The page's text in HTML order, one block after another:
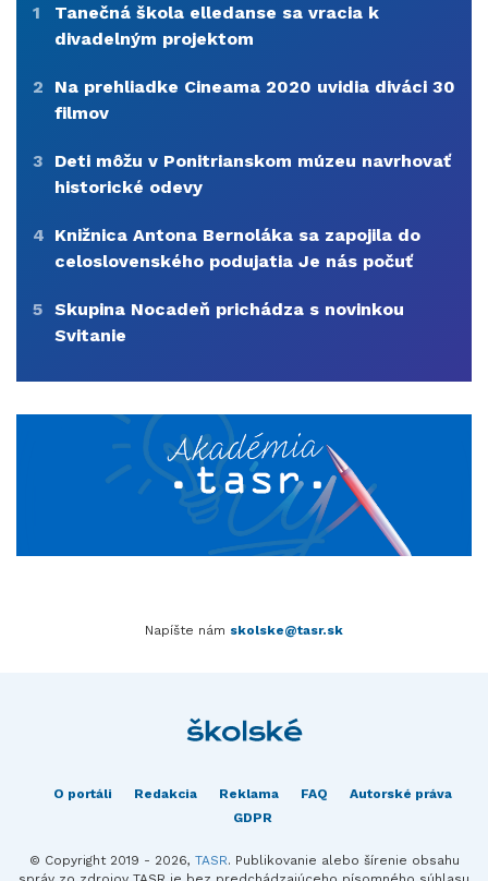
1
Tanečná škola elledanse sa vracia k
divadelným projektom
2
Na prehliadke Cineama 2020 uvidia diváci 30
filmov
3
Deti môžu v Ponitrianskom múzeu navrhovať
historické odevy
4 Knižnica Antona Bernoláka sa zapojila do
celoslovenského podujatia Je nás počuť
5 Skupina Nocadeň prichádza s novinkou
Svitanie
Napíšte nám skolske@tasr.sk
O portáli Redakcia Reklama FAQ
Autorské práva
GDPR
© Copyright 2019 - 2026, TASR. Publikovanie alebo šírenie obsahu